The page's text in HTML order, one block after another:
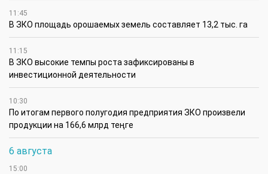
11:45
В ЗКО площадь орошаемых земель составляет 13,2 тыс. га
11:15
В ЗКО высокие темпы роста зафиксированы в
инвестиционной деятельности
10:30
По итогам первого полугодия предприятия ЗКО произвели
продукции на 166,6 млрд теңге
6 августа
15:00